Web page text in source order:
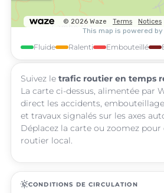
Fluide Ralenti Embouteillé
Suivez le trafic routier en temps
La carte ci-dessus, alimentée par
direct les accidents,
et travaux signalés sur les axes
Déplacez la carte ou zoomez pour
routier local.
routineCONDITIONS DE CIRCULATION